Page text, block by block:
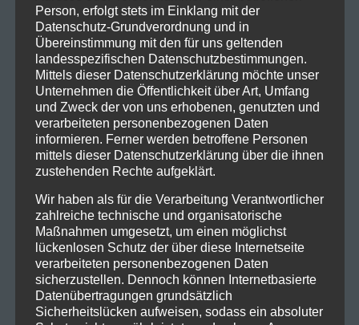
Person, erfolgt stets im Einklang mit der
Datenschutz-Grundverordnung und in
Übereinstimmung mit den für uns geltenden
landesspezifischen Datenschutzbestimmungen.
Mittels dieser Datenschutzerklärung möchte unser
Unternehmen die Öffentlichkeit über Art, Umfang
und Zweck der von uns erhobenen, genutzten und
verarbeiteten personenbezogenen Daten
informieren. Ferner werden betroffene Personen
mittels dieser Datenschutzerklärung über die ihnen
zustehenden Rechte aufgeklärt.
Wir haben als für die Verarbeitung Verantwortlicher
zahlreiche technische und organisatorische
Maßnahmen umgesetzt, um einen möglichst
lückenlosen Schutz der über diese Internetseite
verarbeiteten personenbezogenen Daten
sicherzustellen. Dennoch können Internetbasierte
Datenübertragungen grundsätzlich
Sicherheitslücken aufweisen, sodass ein absoluter